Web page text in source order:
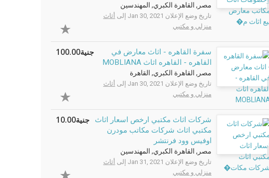
مصر, القاهرة الكبري, المهندسين
تاريخ وضع الإعلان Jan 30, 2021 إلى
أثاث
منزلي و مكتبي
سفرة القاهره - اثاث معارض في
القاهره - القاهره اثاث MOBLIANA
مصر, القاهرة الكبري, القاهرة
تاريخ وضع الإعلان Jan 30, 2021 إلى
أثاث
منزلي و مكتبي
جنية100.00
شركات اثاث مكتبي ارخص اسعار اثاث
مكتبي اثاث شركات مكاتب مودرن
اوفيس وود فرنتشر
مصر, القاهرة الكبري, المهندسين
تاريخ وضع الإعلان Jan 31, 2021 إلى
أثاث
منزلي و مكتبي
جنية10.00